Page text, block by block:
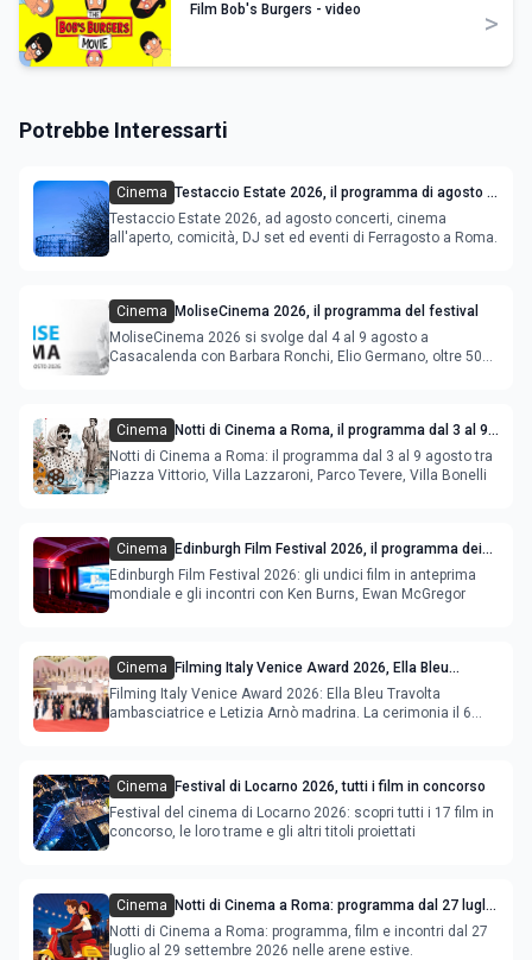
Film Bob's Burgers - video >
Potrebbe Interessarti
Cinema Testaccio Estate 2026, il programma di agosto e
Ferragosto
Testaccio Estate 2026, ad agosto concerti, cinema
all'aperto, comicità, DJ set ed eventi di Ferragosto a Roma.
Cinema MoliseCinema 2026, il programma del festival
MoliseCinema 2026 si svolge dal 4 al 9 agosto a
Casacalenda con Barbara Ronchi, Elio Germano, oltre 50
Cinema Notti di Cinema a Roma, il programma dal 3 al 9
Notti di Cinema a Roma: il programma dal 3 al 9 agosto tra
Piazza Vittorio, Villa Lazzaroni, Parco Tevere, Villa Bonelli
Cinema Edinburgh Film Festival 2026, il programma dei
film in anteprima mondiale
Edinburgh Film Festival 2026: gli undici film in anteprima
mondiale e gli incontri con Ken Burns, Ewan McGregor
Cinema Filming Italy Venice Award 2026, Ella Bleu
Travolta ambasciatrice e Letizia Arnò madrina
Filming Italy Venice Award 2026: Ella Bleu Travolta
ambasciatrice e Letizia Arnò madrina. La cerimonia il 6
Cinema Festival di Locarno 2026, tutti i film in concorso
Festival del cinema di Locarno 2026: scopri tutti i 17 film in
concorso, le loro trame e gli altri titoli proiettati
Cinema Notti di Cinema a Roma: programma dal 27 luglio
al 2 agosto 2026
Notti di Cinema a Roma: programma, film e incontri dal 27
luglio al 29 settembre 2026 nelle arene estive.